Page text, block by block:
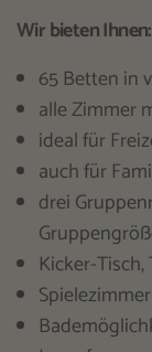
Wir bieten Ihnen:
65 Betten in
alle Zimmer
ideal für
auch für
drei
Kicker-